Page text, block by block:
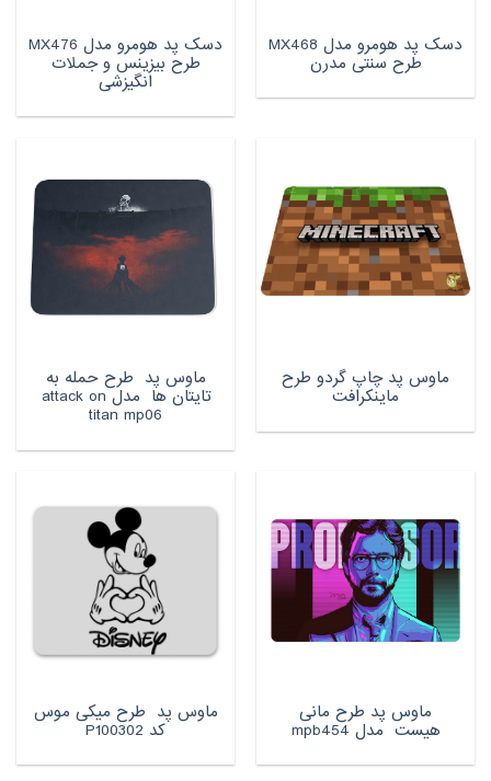
دسک پد هومرو مدل MX468
طرح سنتی مدرن
دسک پد هومرو مدل MX476
طرح بیزینس و جملات
انگیزشی
ماوس پد چاپ گردو طرح
ماینکرافت
ماوس پد طرح حمله به
تایتان ها مدل attack on
titan mp06
ماوس پد طرح مانی
هیست مدل mpb454
ماوس پد طرح میکی موس
کد P100302